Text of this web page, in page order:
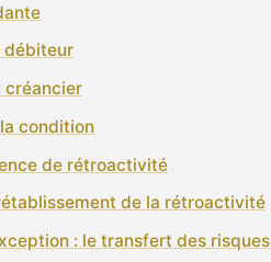
débiteur
créancier
condition
de rétroactivité
de la rétroactivité
: le transfert des risques